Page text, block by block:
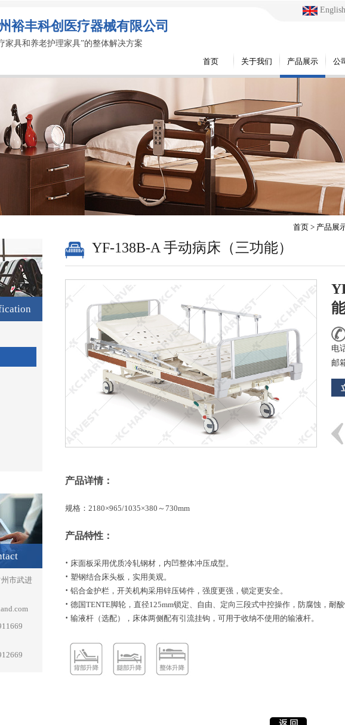
裕丰科创医疗器械有限公司
家具和养老护理家具”的整体解决方案
English
首页 关于我们 产品展示 公
首页 > 产品展
市武进
YF-138B-A 手动病床（三功能）
电
邮
产品详情：
规格：2180×965/1035×380～730mm
产品特性：
· 床面板采用优质冷轧钢材，内凹整体冲压成型。
· 塑钢结合床头板，实用美观。
· 铝合金护栏，开关机构采用锌压铸件，强度更强，锁定更安全。
· 德国TENTE脚轮，直径125mm锁定、自由、定向三段式中控操作，防腐蚀，耐
· 输液杆（选配），床体两侧配有引流挂钩，可用于收纳不使用的输液杆。